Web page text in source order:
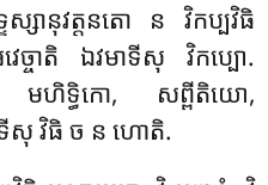
សានុវត្តនតោ ន វិកប្បវិធិ
ចាតិ ឯវមាទីសុ វិកប្បោ.
, មហិទ្ធិកោ, សព្ពីតិយោ,
ទីសុ វិធិ ច ន ហោតិ.